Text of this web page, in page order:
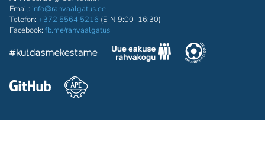
Email: info@rahvaalgatus.ee
Telefon: +372 5564 5216 (E-N 9:00–16:30)
Facebook: fb.me/rahvaalgatus